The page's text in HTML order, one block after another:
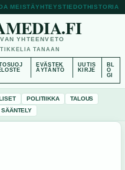
MEISTÄYHTEYSTIEDOTHISTORIA
YHTEENVETO
TANAAN
EVÄSTEK
ÄYTÄNTÖ
UUTIS
KIRJE
BL
O
GI
POLITIIKKA
TALOUS